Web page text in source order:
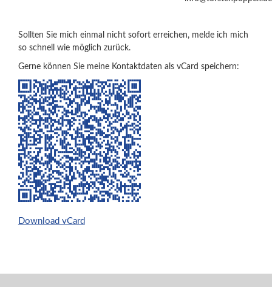
Sollten Sie mich einmal nicht sofort erreichen, melde ich mich
so schnell wie möglich zurück.
Gerne können Sie meine Kontaktdaten als vCard speichern:
Download vCard